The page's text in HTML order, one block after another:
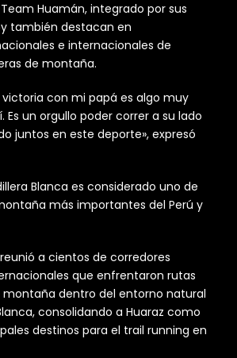
Huamán, integrado por sus
también destacan en
e internacionales de
de montaña.
con mi papá es algo muy
Es un orgullo poder correr a su lado
juntos en este deporte», expresó
Blanca es considerado uno de
más importantes del Perú y
a cientos de corredores
que enfrentaron rutas
dentro del entorno natural
consolidando a Huaraz como
destinos para el trail running en